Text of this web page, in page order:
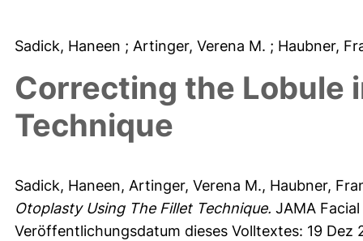
Sadick, Haneen ; Artinger, Verena M. ; Haubner,
Correcting the Lobule
Technique
Sadick, Haneen, Artinger, Verena M., Haubner,
Otoplasty Using The Fillet Technique. JAMA
Veröffentlichungsdatum dieses Volltextes: 19 Dez